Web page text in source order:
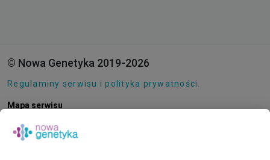
© Nowa Genetyka 2019-2026
Regulaminy serwisu i polityka prywatności.
Mapa serwisu